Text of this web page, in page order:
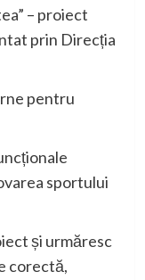
– proiect
prin Direcția
pentru
sportului
și urmăresc
corectă,